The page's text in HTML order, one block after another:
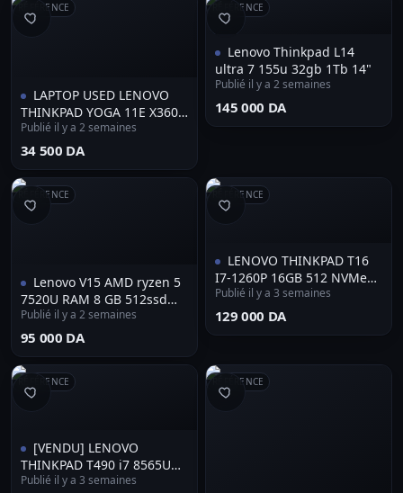
RÉFÉRENCE
LAPTOP USED LENOVO
THINKPAD YOGA 11E X360 /
PENTIUM N5000 / 4GB /
SSD 128GB / 11.6" TACTILE
Publié il y a 2 semaines
⁦34 500 DA⁩
RÉFÉRENCE
Lenovo Thinkpad L14
ultra 7 155u 32gb 1Tb 14"
Publié il y a 2 semaines
⁦145 000 DA⁩
RÉFÉRENCE
Lenovo V15 AMD ryzen 5
7520U RAM 8 GB 512ssd
écran 15.6 FUL HD Neuf
jamais utilisé
Publié il y a 2 semaines
⁦95 000 DA⁩
RÉFÉRENCE
LENOVO THINKPAD T16
I7-1260P 16GB 512 NVMe
FHD
Publié il y a 3 semaines
⁦129 000 DA⁩
RÉFÉRENCE
[VENDU] LENOVO
THINKPAD T490 i7 8565U
16GB/256GB
Publié il y a 3 semaines
RÉFÉRENCE